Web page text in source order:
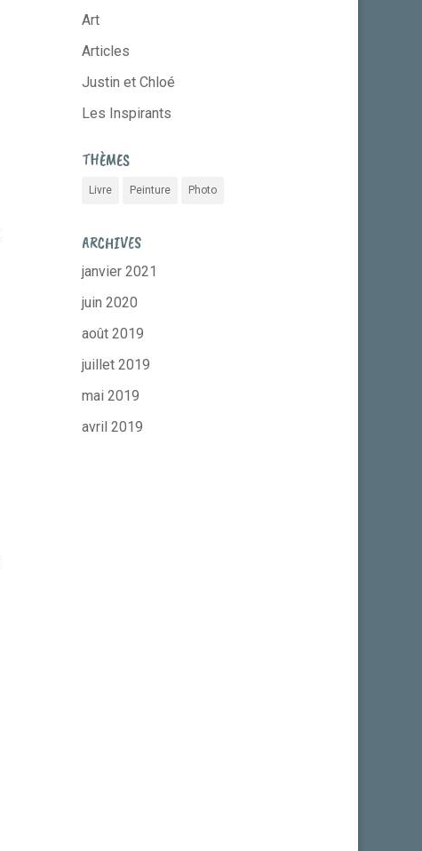
Art
Articles
Justin et Chloé
Les Inspirants
THÈMES
Livre Peinture Photo
ARCHIVES
janvier 2021
juin 2020
août 2019
juillet 2019
mai 2019
avril 2019